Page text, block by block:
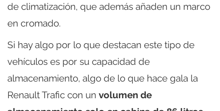
de climatización, que además añaden un marco
en cromado.
Si hay algo por lo que destacan este tipo de
vehículos es por su capacidad de
almacenamiento, algo de lo que hace gala la
Renault Trafic con un volumen de